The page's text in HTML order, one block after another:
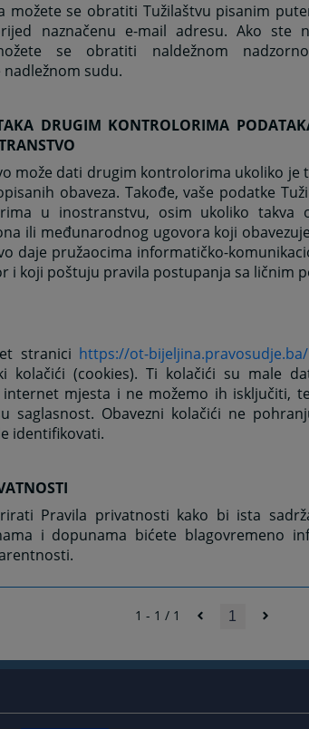
možete se obratiti Tužilaštvu pisanim
naznačenu e-mail adresu. Ako ste
se obratiti naldežnom
sudu.
DRUGIM KONTROLORIMA
može dati drugim kontrolorima ukoliko je
obaveza. Takođe, vaše podatke
u inostranstvu, osim ukoliko takva
ili međunarodnog ugovora koji
daje pružaocima informatičko-
i koji poštuju pravila postupanja sa ličnim
stranici https://ot-bijeljina.pravosudje.ba/
kolačići (cookies). Ti kolačići su male
mjesta i ne možemo ih isključiti,
saglasnost. Obavezni kolačići ne
identifikovati.
Pravila privatnosti kako bi ista
i dopunama bićete blagovremeno
1 - 1 / 1 1